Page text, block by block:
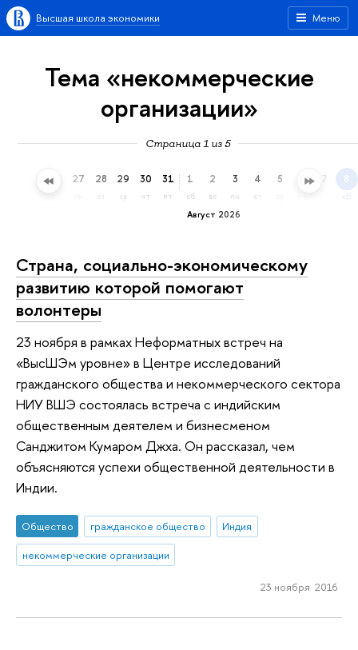
Меню
Высшая школа экономики
Тема «некоммерческие
организации»
Страница 1 из 5
26 27 28 29
ср
30
чт
31
пт
Август 2026
1
сб
2
вс
3
пн
4 5 6 7 8
сб
Страна, социально-экономическому
развитию которой помогают
волонтеры
23 ноября в рамках Неформатных встреч на
«ВысШЭм уровне» в Центре исследований
гражданского общества и некоммерческого сектора
НИУ ВШЭ состоялась встреча с индийским
общественным деятелем и бизнесменом
Санджитом Кумаром Джха. Он рассказал, чем
объясняются успехи общественной деятельности в
Индии.
Общество гражданское общество
Индия
некоммерческие организации
23 ноября 2016